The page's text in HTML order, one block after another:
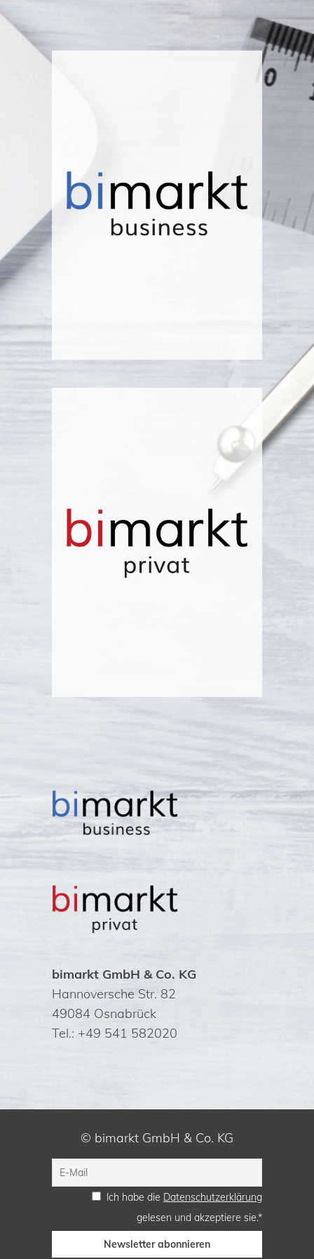
bimarkt GmbH & Co. KG
Hannoversche Str. 82
49084 Osnabrück
Tel.: +49 541 582020
© bimarkt GmbH & Co. KG
Ich habe die Datenschutzerklärung
gelesen und akzeptiere sie.*